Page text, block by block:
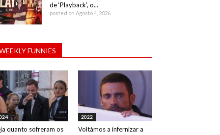
de ‘Playback’, o...
posted on Agosto 4, 2026
FUNNIES
quanto sofreram os
2022
Voltámos a infernizar a